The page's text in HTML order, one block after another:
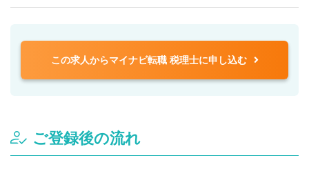
この求人からマイナビ転職 税理士に申し込む
ご登録後の流れ